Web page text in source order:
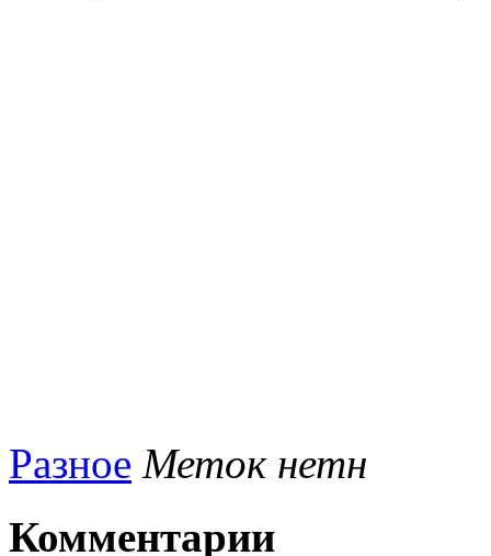
Разное Меток нетн
Комментарии